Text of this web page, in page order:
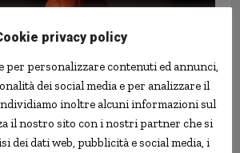
privacy policy
per personalizzare contenuti ed annunci,
dei social media e per analizzare il
inoltre alcuni informazioni sul
il nostro sito con i nostri partner che si
dei dati web, pubblicità e social media, i